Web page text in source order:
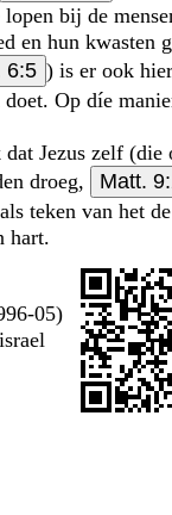
bij de
en hun kwasten
6:5 ) is er ook
Op díe
Jezus zelf (die
droeg,
Matt.
teken van het
hart.
05)